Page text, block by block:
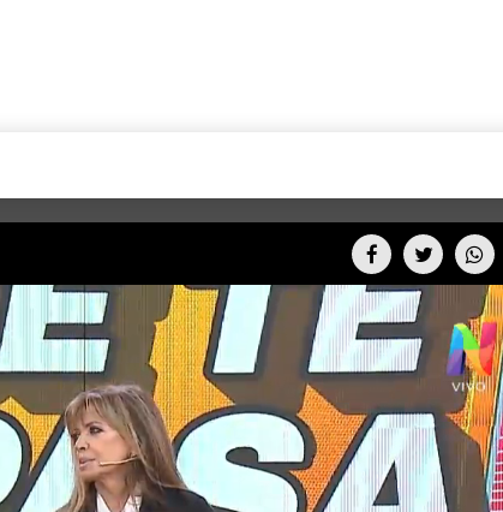
CAMBIO
HAIR RECOVERY
GOSSIP
ENTROMETIDOS EN LA TELE
ENTRE NOS
MODO FONTEVECCHIA
PERIODISMO PURO
CINE NET
TODOS PODEMOS
PARES DE COMEDIA
FIESTAS ARGENTINAS
BELLEZA FASHION
FULL FACE TV
DESAFÍO 10 AÑOS